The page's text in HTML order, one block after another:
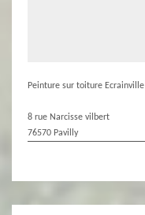
Peinture sur toiture Ecrainville
8 rue Narcisse vilbert
76570 Pavilly